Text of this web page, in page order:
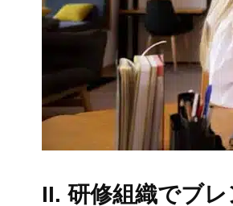
II. 研修組織でブ